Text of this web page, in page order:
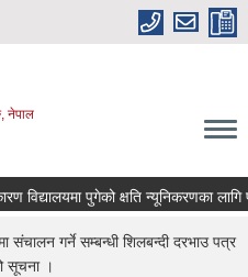
नेपाल
विद्यालयमा पुगेको क्षति न्यूनिकरणका लागि
संचालन गर्ने सम्बन्धी शिलबन्दी दरभाउ पत्र
सूचना ।